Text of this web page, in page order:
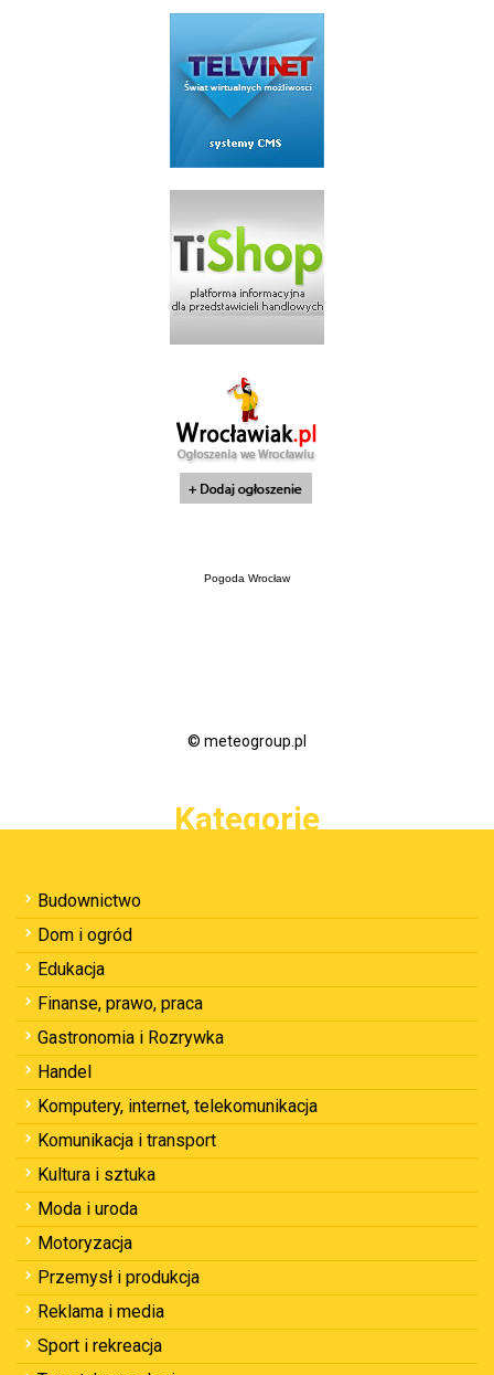
Pogoda Wrocław
© meteogroup.pl
Kategorie
Budownictwo
Dom i ogród
Edukacja
Finanse, prawo, praca
Gastronomia i Rozrywka
Handel
Komputery, internet, telekomunikacja
Komunikacja i transport
Kultura i sztuka
Moda i uroda
Motoryzacja
Przemysł i produkcja
Reklama i media
Sport i rekreacja